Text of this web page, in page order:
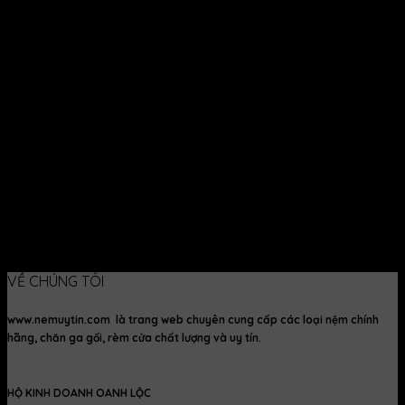
VỀ CHÚNG TÔI
www.nemuytin.com là trang web chuyên cung cấp các loại nệm chính
hãng, chăn ga gối, rèm cửa chất lượng và uy tín.
HỘ KINH DOANH OANH LỘC